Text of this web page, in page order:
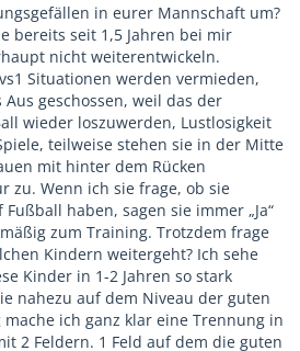
in eurer Mannschaft um?
bereits seit 1,5 Jahren bei mir
nicht weiterentwickeln.
Situationen werden vermieden,
geschossen, weil das der
wieder loszuwerden, Lustlosigkeit
teilweise stehen sie in der Mitte
mit hinter dem Rücken
zu. Wenn ich sie frage, ob sie
haben, sagen sie immer „Ja“
zum Training. Trotzdem frage
Kindern weitergeht? Ich sehe
Kinder in 1-2 Jahren so stark
nahezu auf dem Niveau der guten
ich ganz klar eine Trennung in
2 Feldern. 1 Feld auf dem die guten